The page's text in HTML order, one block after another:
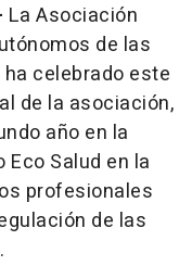
La Asociación
de las
ha celebrado este
de la asociación,
año en la
Salud en la
profesionales
de las